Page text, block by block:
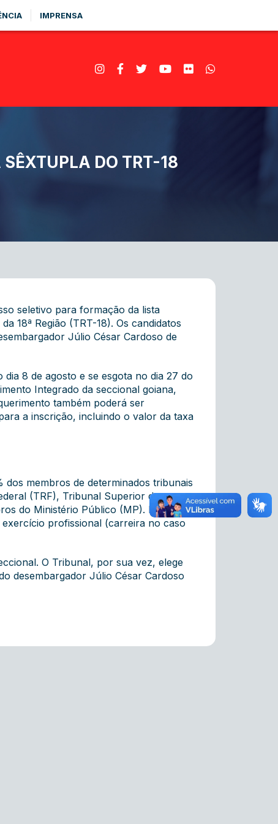
IMPRENSA
DO TRT-18
seletivo para formação da lista
18ª Região (TRT-18). Os candidatos
Júlio César Cardoso de
8 de agosto e se esgota no dia 27 do
Integrado da seccional goiana,
também poderá ser
a inscrição, incluindo o valor da taxa
membros de determinados tribunais
(TRF), Tribunal Superior do
do Ministério Público (MP). Para
profissional (carreira no caso
O Tribunal, por sua vez, elege
desembargador Júlio César Cardoso